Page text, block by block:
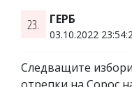
23. ГЕРБ
03.10.2022
Следващите